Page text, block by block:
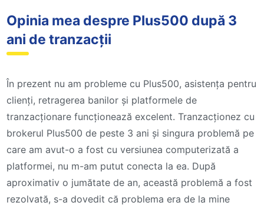
Opinia mea despre Plus500 după 3
ani de tranzacții
În prezent nu am probleme cu Plus500, asistența pentru
clienți, retragerea banilor și platformele de
tranzacționare funcționează excelent. Tranzacționez cu
brokerul Plus500 de peste 3 ani și singura problemă pe
care am avut-o a fost cu versiunea computerizată a
platformei, nu m-am putut conecta la ea. După
aproximativ o jumătate de an, această problemă a fost
rezolvată, s-a dovedit că problema era de la mine